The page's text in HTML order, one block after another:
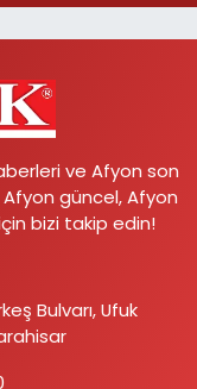
ve Afyon son
güncel, Afyon
bizi takip edin!
Bulvarı, Ufuk